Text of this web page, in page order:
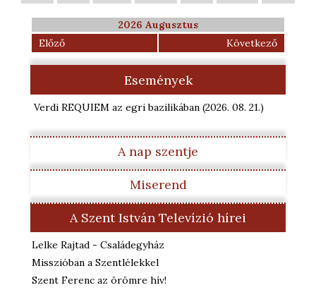
2026 Augusztus
Előző
Következő
Események
Verdi REQUIEM az egri bazilikában (2026. 08. 21.)
A nap szentje
Miserend
A Szent István Televízió hírei
Lelke Rajtad - Családegyház
Misszióban a Szentlélekkel
Szent Ferenc az örömre hív!